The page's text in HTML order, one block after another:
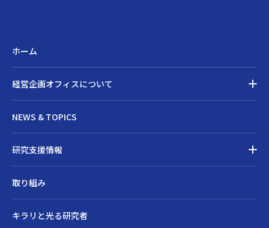
ホーム
経営企画オフィスについて
メンバー
沿革
アクセス
NEWS & TOPICS
研究支援情報
研究支援メニュー
取り組み
キラリと光る研究者